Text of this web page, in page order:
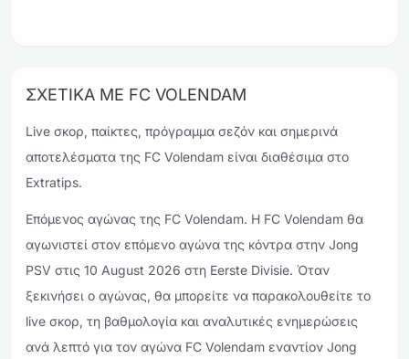
ΣΧΕΤΙΚΆ ΜΕ FC VOLENDAM
Live σκορ, παίκτες, πρόγραμμα σεζόν και σημερινά
αποτελέσματα της FC Volendam είναι διαθέσιμα στο
Extratips.
Επόμενος αγώνας της FC Volendam. Η FC Volendam θα
αγωνιστεί στον επόμενο αγώνα της κόντρα στην Jong
PSV στις 10 August 2026 στη Eerste Divisie. Όταν
ξεκινήσει ο αγώνας, θα μπορείτε να παρακολουθείτε το
live σκορ, τη βαθμολογία και αναλυτικές ενημερώσεις
ανά λεπτό για τον αγώνα FC Volendam εναντίον Jong